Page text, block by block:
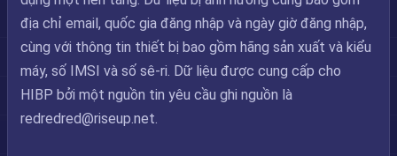
địa chỉ email, quốc gia đăng nhập và ngày giờ đăng nhập,
cùng với thông tin thiết bị bao gồm hãng sản xuất và kiểu
máy, số IMSI và số sê-ri. Dữ liệu được cung cấp cho
HIBP bởi một nguồn tin yêu cầu ghi nguồn là
redredred@riseup.net.